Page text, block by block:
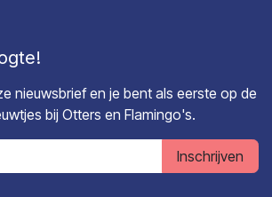
nieuwsbrief en je bent als eerste op de
bij Otters en Flamingo's.
Inschrijven